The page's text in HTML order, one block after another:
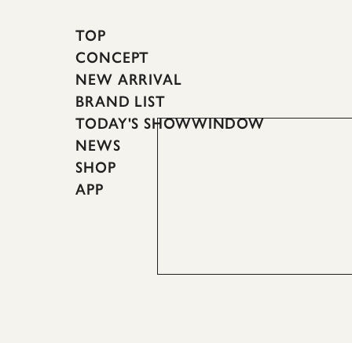
TOP
CONCEPT
NEW ARRIVAL
BRAND LIST
TODAY'S SHOWWINDOW
NEWS
SHOP
APP